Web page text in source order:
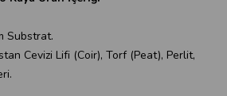
Substrat.
Cevizi Lifi (Coir), Torf (Peat), Perlit,